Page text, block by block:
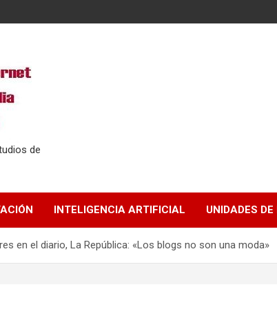
de
INTELIGENCIA ARTIFICIAL UNIDADES
en el diario, La República: «Los blogs no son una moda»